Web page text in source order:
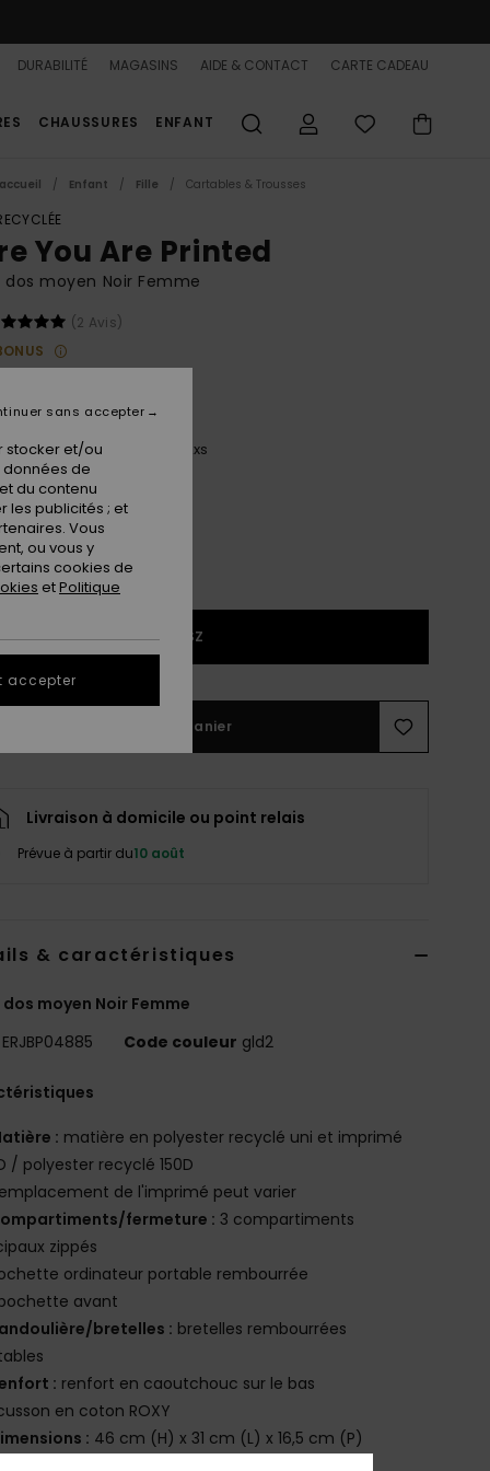
DURABILITÉ MAGASINS AIDE & CONTACT CARTE CADEAU
CHAUSSURES ENFANT
Enfant Fille Cartables & Trousses
You Are Printed
dos moyen Noir Femme
(2 Avis)
Oil Green Of The Pacific Axs
1SZ
Ajouter au panier
Livraison à domicile ou point relais
Prévue à partir du10 août
& caractéristiques
dos moyen Noir Femme
ERJBP04885 Code couleur gld2
: matière en polyester recyclé uni et imprimé
/ polyester recyclé 150D
de l'imprimé peut varier
fermeture : 3 compartiments
zippés
ordinateur portable rembourrée
avant
bretelles : bretelles rembourrées
: renfort en caoutchouc sur le bas
en coton ROXY
: 46 cm (H) x 31 cm (L) x 16,5 cm (P)
stocker et/ou
de
du contenu
les publicités ; et
Vous
ou vous y
cookies de
etPolitique
sans accepter
accepter